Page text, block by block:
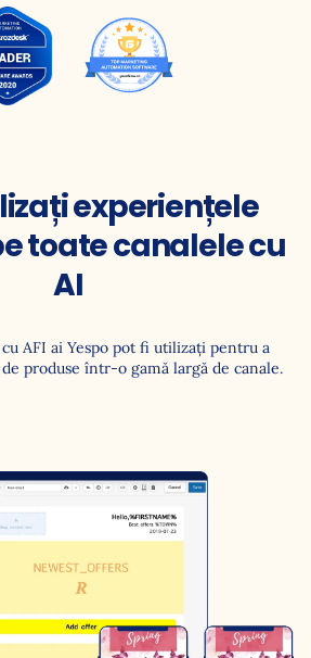
experiențele
toate canalele cu
AI
AFI ai Yespo pot fi utilizați pentru a
produse într-o gamă largă de canale.